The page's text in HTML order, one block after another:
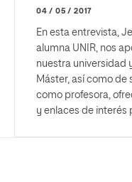
04 / 05 / 2017
En esta entrevista,
alumna UNIR, nos
nuestra universidad
Máster, así como de
como profesora,
y enlaces de interés